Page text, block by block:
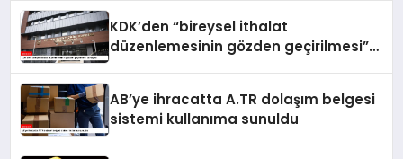
KDK’den “bireysel ithalat
düzenlemesinin gözden geçirilmesi”
AB’ye ihracatta A.TR dolaşım belgesi
sistemi kullanıma sunuldu